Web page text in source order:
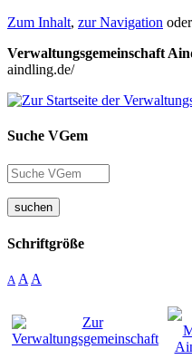
Zum Inhalt, zur Navigation oder
Verwaltungsgemeinschaft
aindling.de/
Suche VGem
suchen
Schriftgröße
A A A